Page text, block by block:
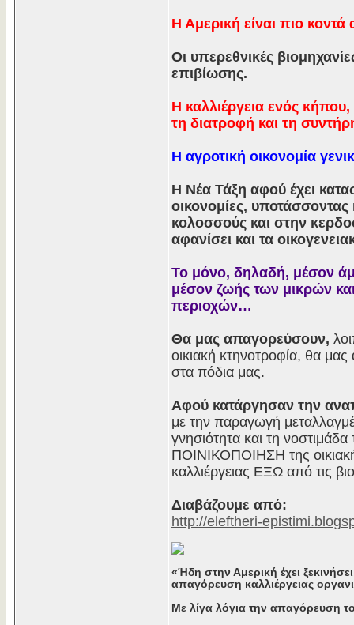
Η Αμερική είναι πιο
Οι υπερεθνικές
επιβίωσης.
Η καλλιέργεια ενός
τη διατροφή και τη
Η αγροτική οικονομία
Η Νέα Τάξη αφού έχει
οικονομίες,
κολοσσούς και στην
αφανίσει και τα
Το μόνο, δηλαδή, μέσον
μέσον ζωής των μικρών
περιοχών…
Θα μας απαγορεύσουν,
οικιακή κτηνοτροφία, θα
στα πόδια μας.
Αφού κατάργησαν την
με την παραγωγή
γνησιότητα και τη
ΠΟΙΝΙΚΟΠΟΙΗΣΗ της
καλλιέργειας ΕΞΩ από τις
Διαβάζουμε από:
http://eleftheri-
«Ήδη στην Αμερική έχει
απαγόρευση καλλιέργειας
Με λίγα λόγια την απαγόρευση